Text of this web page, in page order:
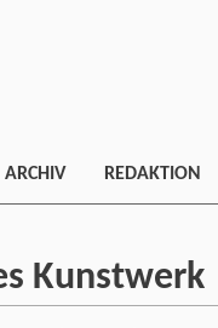
ARCHIV REDAKTION
Kunstwerk